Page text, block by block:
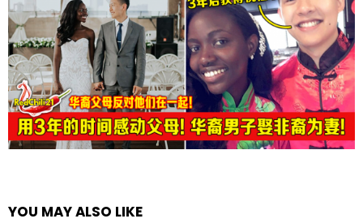
YOU MAY ALSO LIKE